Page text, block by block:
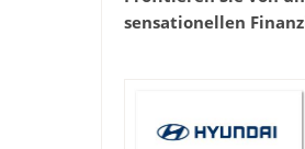
sensationellen